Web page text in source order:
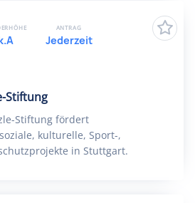
Stiftung
Stiftung fördert
kulturelle, Sport-,
in Stuttgart.
ANTRAG
Jederzeit